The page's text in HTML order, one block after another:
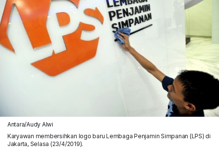
Antara/Audy Alwi
Karyawan membersihkan logo baru Lembaga Penjamin Simpanan (LPS) di
Jakarta, Selasa (23/4/2019).